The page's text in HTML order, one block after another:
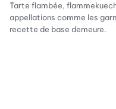
Tarte flambée,
appellations comme les
recette de base demeure.